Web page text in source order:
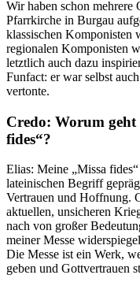
Wir haben schon mehrere
Pfarrkirche in Burgau
klassischen Komponisten
regionalen Komponisten
letztlich auch dazu
Funfact: er war selbst
vertonte.
Credo: Worum geht
fides“?
Elias: Meine „Missa
lateinischen Begriff
Vertrauen und Hoffnung.
aktuellen, unsicheren
nach von großer
meiner Messe
Die Messe ist ein Werk,
geben und Gottvertrauen